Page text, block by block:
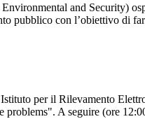
and Security)
pubblico con l’obiettivo di
per il Rilevamento
problems". A seguire (ore